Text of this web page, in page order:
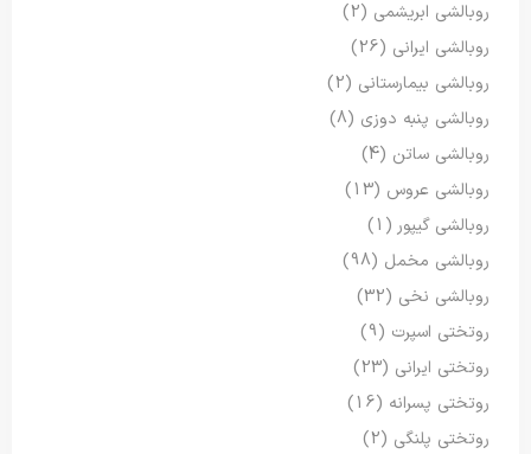
روبالشی ابریشمی (2)
روبالشی ایرانی (26)
روبالشی بیمارستانی (2)
روبالشی پنبه دوزی (8)
روبالشی ساتن (4)
روبالشی عروس (13)
روبالشی گیپور(1)
روبالشی مخمل (98)
روبالشی نخی (32)
روتختی اسپرت (9)
روتختی ایرانی (23)
روتختی پسرانه (16)
روتختی پلنگی (2)